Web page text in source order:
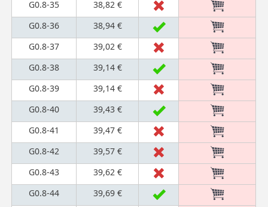
G0.8-35
38,82 €
G0.8-36
38,94 €
G0.8-37
39,02 €
G0.8-38
39,14 €
G0.8-39
39,14 €
G0.8-40
39,43 €
G0.8-41
39,47 €
G0.8-42
39,57 €
G0.8-43
39,62 €
G0.8-44
39,69 €